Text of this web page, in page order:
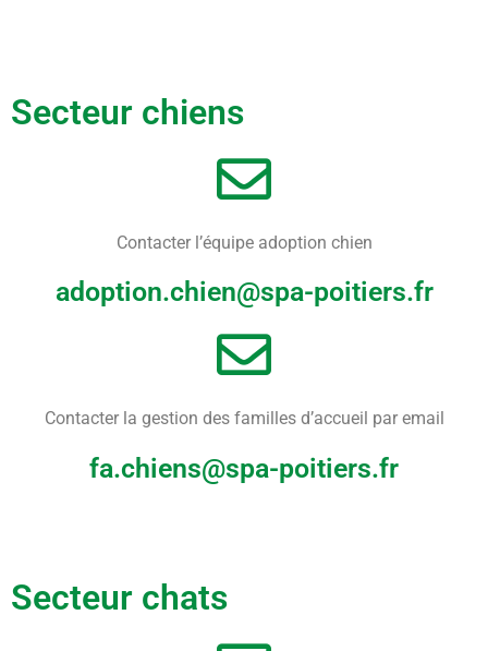
Secteur chiens
Contacter l’équipe adoption chien
adoption.chien@spa-poitiers.fr
Contacter la gestion des familles d’accueil par email
fa.chiens@spa-poitiers.fr
Secteur chats